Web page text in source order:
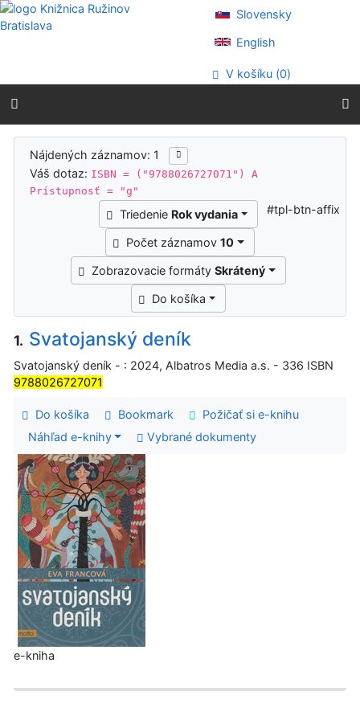
Prejsť na obsah
Prejsť na menu
Prehlásenie o webovej prístupnosti
Slovensky
English
V košíku (0)
Výsledky vyhľadávania
Nájdených záznamov: 1
Váš dotaz: ISBN = ("9788026727071") A
Prístupnosť = "g"
Triedenie Rok vydania
Počet záznamov10
Zobrazovacie formátySkrátený
Do košíka
#tpl-btn-affix
1. Svatojanský deník
Svatojanský deník - : 2024, Albatros Media a.s. - 336 ISBN
9788026727071
Do košíka Bookmark
Požičať si e-knihu
Náhľad e-knihy
Vybrané dokumenty
e-kniha